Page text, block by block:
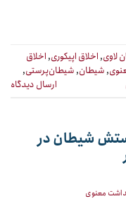
لاوی,اخلاق اپیکوری,اخلاق
,شیطان,شیطان‌پرستی,
ارسال دیدگاه
شیطان در
معنوی